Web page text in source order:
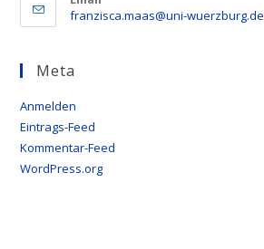
franzisca.maas@uni-wuerzburg.de
Meta
Anmelden
Eintrags-Feed
Kommentar-Feed
WordPress.org